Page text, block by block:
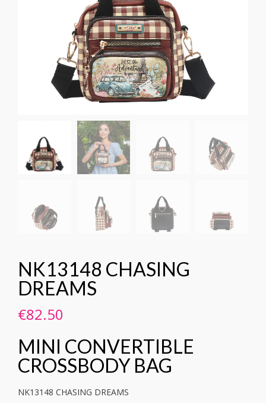
NK13148 CHASING
DREAMS
€82.50
MINI CONVERTIBLE
CROSSBODY BAG
NK13148 CHASING DREAMS